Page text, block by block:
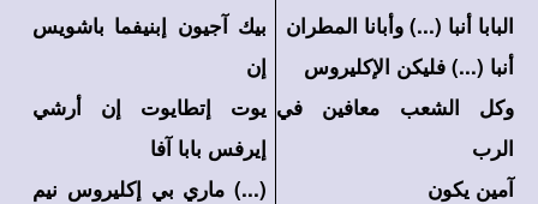
البابا أنبا (...) وأبانا المطران
أنبا (...) فليكن الإكليروس
وكل الشعب معافين في
الرب
آمين يكون
بيك آجيون إبنيفما باشويس
إن
يوت إتطايوت إن أرشي
إيرفس بابا آفا
(...) ماري بي إكليروس نيم